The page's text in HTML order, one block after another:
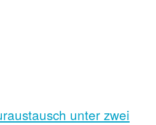
unter zwei